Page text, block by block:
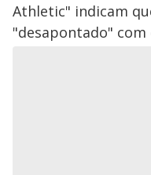
Athletic" indicam
"desapontado" com